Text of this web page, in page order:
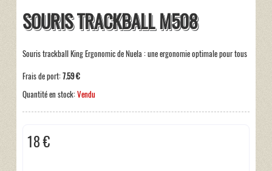
SOURIS TRACKBALL M508
Souris trackball King Ergonomic de Nuela : une ergonomie optimale pour tous
Frais de port:7.59 €
Quantité en stock:Vendu
18 €